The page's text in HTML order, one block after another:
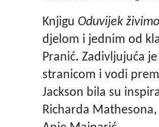
Knjigu Oduvijek
djelom i jednim od
Pranić. Zadivljujuća
stranicom i vodi
Jackson bila su
Richarda Mathesona,